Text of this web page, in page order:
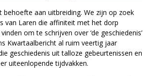
behoefte aan uitbreiding. We zijn op zoek
van Laren die affiniteit met het dorp
om te schrijven over ‘de geschiedenis’
Kwartaalbericht al ruim veertig jaar
geschiedenis uit talloze gebeurtenissen en
uiteenlopende tijdvakken.